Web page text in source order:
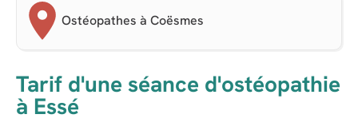
Ostéopathes à Coësmes
Tarif d'une séance d'ostéopathie
à Essé